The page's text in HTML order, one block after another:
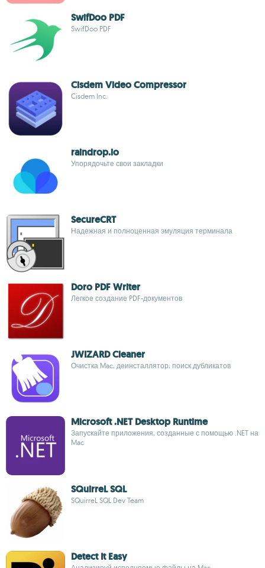
SwifDoo PDF
SwifDoo PDF
Cisdem Video Compressor
Cisdem Inc.
raindrop.io
Упорядочьте свои закладки
SecureCRT
Надежная и полноценная эмуляция терминала
Doro PDF Writer
Легкое создание PDF-документов
JWIZARD Cleaner
Очистка Mac, деинсталлятор, поиск дубликатов
Microsoft .NET Desktop Runtime
Запускайте приложения, созданные с помощью .NET на
Mac
SQuirreL SQL
SQuirreL SQL Dev Team
Detect It Easy